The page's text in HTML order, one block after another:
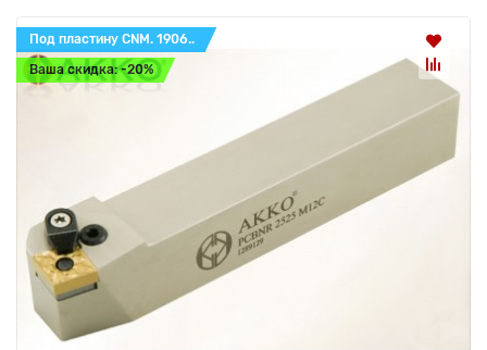
Под пластину CNM. 1906..
Ваша скидка: -20%